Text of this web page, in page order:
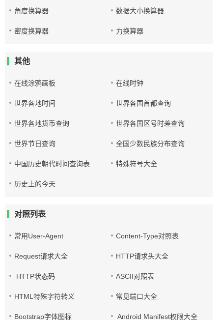
角度换算器 数据大小换算器
密度换算器 力换算器
其他
在线涂鸦画板 在线时钟
世界各地时间 世界各国首都查询
世界各地货币查询 世界各国区号时差查询
世界节日查询 全国少数民族分布查询
中国历史朝代时间查询表 特殊符号大全
历史上的今天
对照列表
常用User-Agent Content-Type对照表
Request请求大全 HTTP请求头大全
HTTP状态码 ASCII对照表
HTML特殊字符转义 常见端口大全
Bootstrap字体图标 Android Manifest权限大全